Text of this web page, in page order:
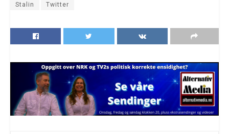
Stalin Twitter